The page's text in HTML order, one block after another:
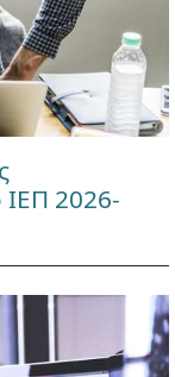
2026-